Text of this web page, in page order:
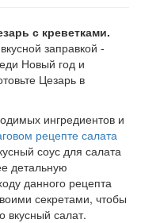
с креветками.
заправкой -
Новый год и
Цезарь в
ингредиентов и
рецепте салата
соус для салата
детальную
данного рецепта
секретами, чтобы
вкусный салат.